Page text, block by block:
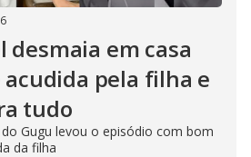
desmaia em casa
acudida pela filha e
tudo
Gugu levou o episódio com bom
da filha